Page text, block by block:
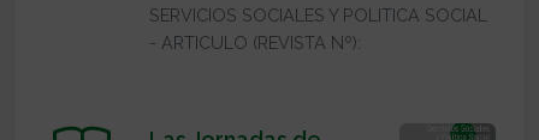
SERVICIOS SOCIALES Y POLITICA SOCIAL
- ARTICULO (REVISTA Nº):